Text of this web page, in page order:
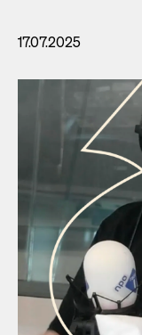
17.07.2025